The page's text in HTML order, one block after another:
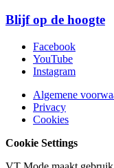
Blijf op de hoogte
Facebook
YouTube
Instagram
Algemene
Privacy
Cookies
Cookie Settings